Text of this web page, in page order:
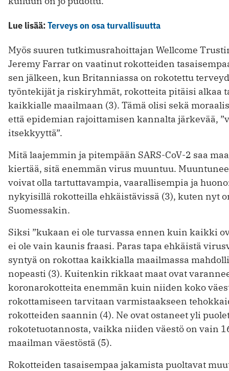
Lue lisää:Terveys on osa turvallisuutta
Myös suuren tutkimusrahoittajan Wellcome
Jeremy Farrar on vaatinut rokotteiden
sen jälkeen, kun Britanniassa on rokotettu
työntekijät ja riskiryhmät, rokotteita pitäisi alkaa
kaikkialle maailmaan (3). Tämä olisi sekä
että epidemian rajoittamisen kannalta järkevää,
itsekkyyttä”.
Mitä laajemmin ja pitempään SARS-CoV-2 saa
kiertää, sitä enemmän virus muuntuu.
voivat olla tartuttavampia, vaarallisempia ja
nykyisillä rokotteilla ehkäistävissä (3), kuten nyt
Suomessakin.
Siksi ”kukaan ei ole turvassa ennen kuin kaikki
ei ole vain kaunis fraasi. Paras tapa ehkäistä
syntyä on rokottaa kaikkialla maailmassa
nopeasti (3). Kuitenkin rikkaat maat ovat
koronarokotteita enemmän kuin niiden koko
rokottamiseen tarvitaan varmistaakseen
rokotteiden saannin (4). Ne ovat ostaneet yli
rokotetuotannosta, vaikka niiden väestö on vain
maailman väestöstä (5).
Rokotteiden tasaisempaa jakamista puoltavat